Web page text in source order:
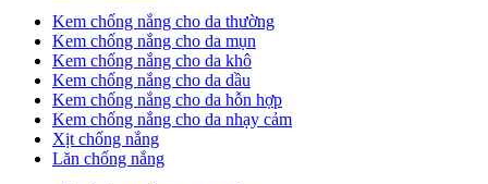
Kem chống nắng cho da thường
Kem chống nắng cho da mụn
Kem chống nắng cho da khô
Kem chống nắng cho da dầu
Kem chống nắng cho da hỗn hợp
Kem chống nắng cho da nhạy cảm
Xịt chống nắng
Lăn chống nắng